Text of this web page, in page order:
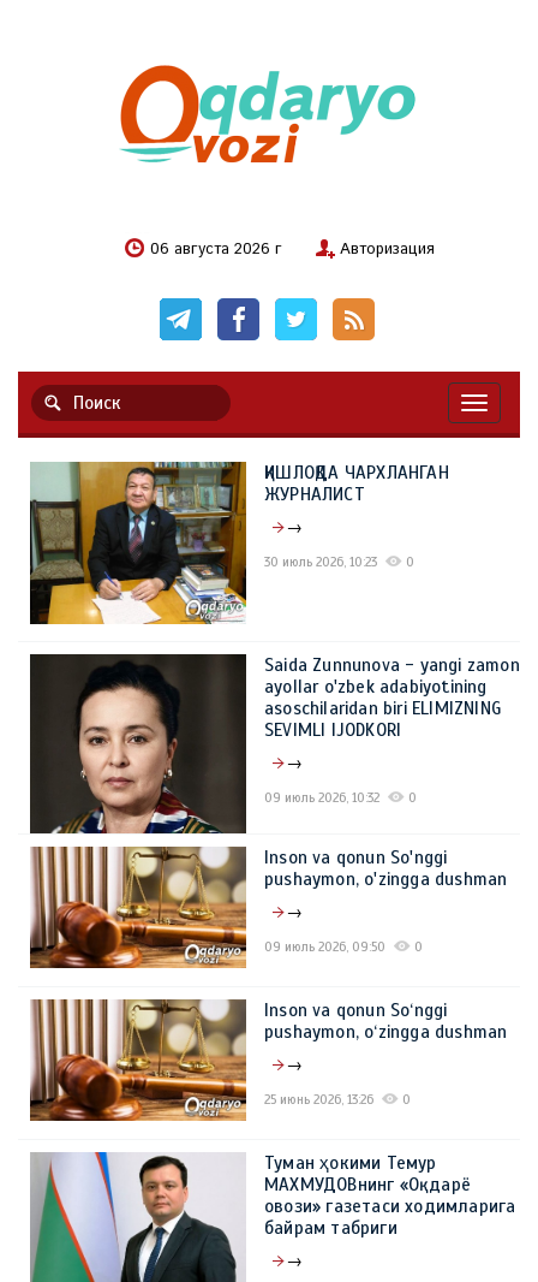
06 августа 2026 г Авторизация
ҚИШЛОҚДА ЧАРХЛАНГАН
ЖУРНАЛИСТ
→
30 июль 2026, 10:23 0
Saida Zunnunova - yangi zamon
ayollar o'zbek adabiyotining
asoschilaridan biri ELIMIZNING
SEVIMLI IJODKORI
→
09 июль 2026, 10:32 0
Inson va qonun So'nggi
pushaymon, o'zingga dushman
→
09 июль 2026, 09:50 0
Inson va qonun So‘nggi
pushaymon, o‘zingga dushman
→
25 июнь 2026, 13:26 0
Туман ҳокими Темур
МАХМУДОВнинг «Оқдарё
овози» газетаси ходимларига
байрам табриги
→